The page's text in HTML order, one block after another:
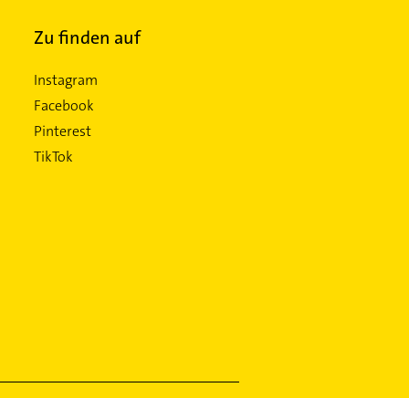
Zu finden auf
Instagram
Facebook
Pinterest
TikTok